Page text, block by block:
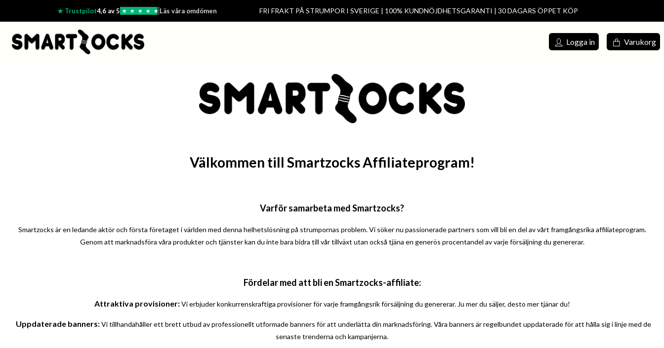
★ Trustpilot4,6 av 5 ★ ★ ★ ★ ★ Läs våra omdömen FRI FRAKT PÅ STRUMPOR I SVERIGE | 100% KUNDNÖJDHETSGARANTI | 30 DAGARS ÖPPET KÖP
Logga in Varukorg
Välkommen till Smartzocks Affiliateprogram!
Varför samarbeta med Smartzocks?
Smartzocks är en ledande aktör och första företaget i världen med denna helhetslösning på strumpornas problem. Vi söker nu passionerade partners som vill bli en del av vårt framgångsrika affiliateprogram.
Genom att marknadsföra våra produkter och tjänster kan du inte bara bidra till vår tillväxt utan också tjäna en generös procentandel av varje försäljning du genererar.
Fördelar med att bli en Smartzocks-affiliate:
Attraktiva provisioner: Vi erbjuder konkurrenskraftiga provisioner för varje framgångsrik försäljning du genererar. Ju mer du säljer, desto mer tjänar du!
Uppdaterade banners:Vi tillhandahåller ett brett utbud av professionellt utformade banners för att underlätta din marknadsföring. Våra banners är regelbundet uppdaterade för att hålla sig i linje med de
senaste trenderna och kampanjerna.